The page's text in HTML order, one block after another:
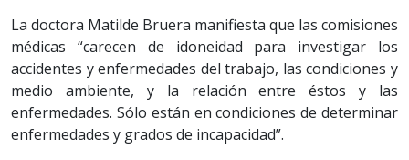
La doctora Matilde Bruera manifiesta que las comisiones
médicas “carecen de idoneidad para investigar los
accidentes y enfermedades del trabajo, las condiciones y
medio ambiente, y la relación entre éstos y las
enfermedades. Sólo están en condiciones de determinar
enfermedades y grados de incapacidad”.